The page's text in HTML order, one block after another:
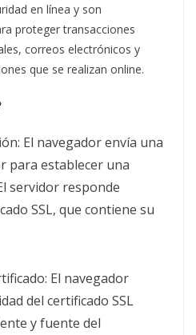
en línea y son
proteger transacciones
correos electrónicos y
que se realizan online.
El navegador envía una
para establecer una
servidor responde
SSL, que contiene su
El navegador
del certificado SSL
y fuente del